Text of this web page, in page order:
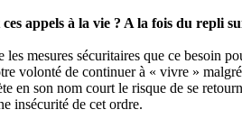
appels à la vie ? A la fois du repli
mesures sécuritaires que ce besoin
volonté de continuer à « vivre »
en son nom court le risque de se
insécurité de cet ordre.